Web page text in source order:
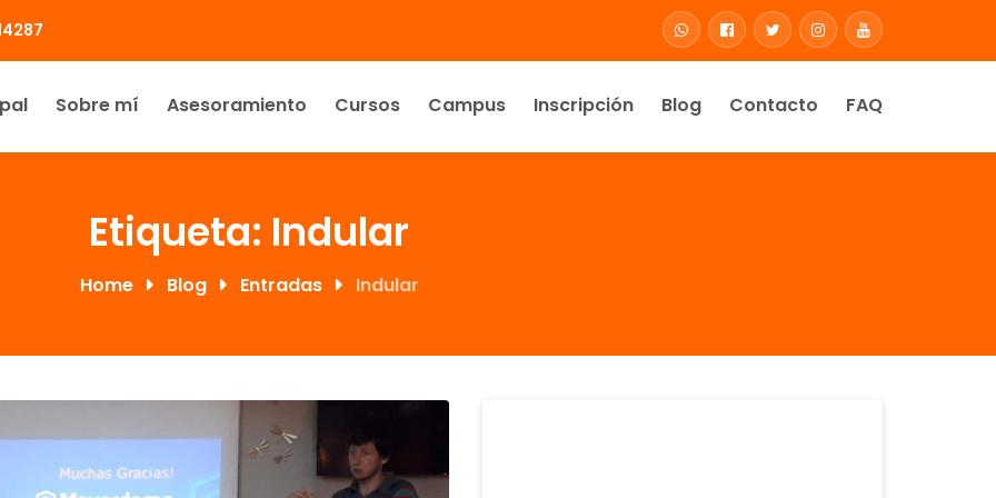
Sobre mí Asesoramiento Cursos Campus Inscripción Blog Contacto FAQ
Etiqueta: Indular
Home Blog Entradas Indular